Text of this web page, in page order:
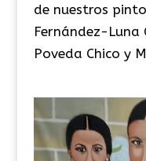
de nuestros
Fernández-Luna
Poveda Chico y